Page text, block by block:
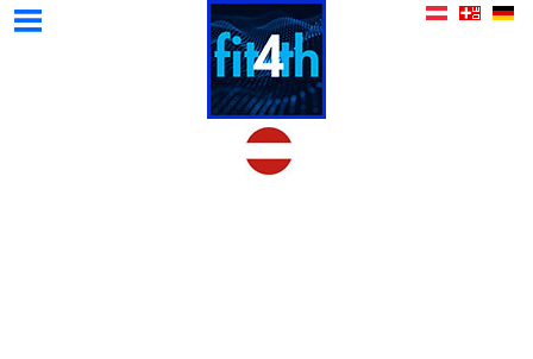
ZusatzartikelWissenswertes